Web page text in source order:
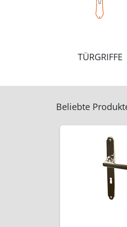
TÜRGRIFFE
Beliebte